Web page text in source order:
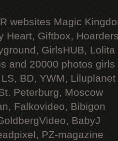
websites Magic
Heart, Giftbox,
GirlsHUB, Lolita
and 20000 photos
BD, YWM, Liluplanet
Peterburg, Moscow
Falkovideo, Bibigon
BabyJ
PZ-magazine